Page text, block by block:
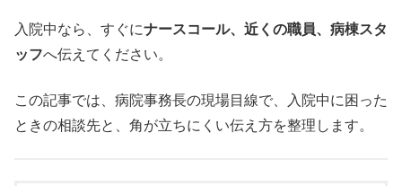
入院中なら、すぐにナースコール、近くの職員、病棟スタ
ッフへ伝えてください。
この記事では、病院事務長の現場目線で、入院中に困った
ときの相談先と、角が立ちにくい伝え方を整理します。